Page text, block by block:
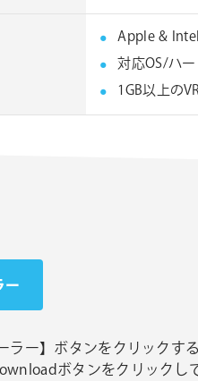
Apple &
対応OS/ハ
1GB以上の
ー
ラー】ボタンをクリックす
ボタンをクリックし